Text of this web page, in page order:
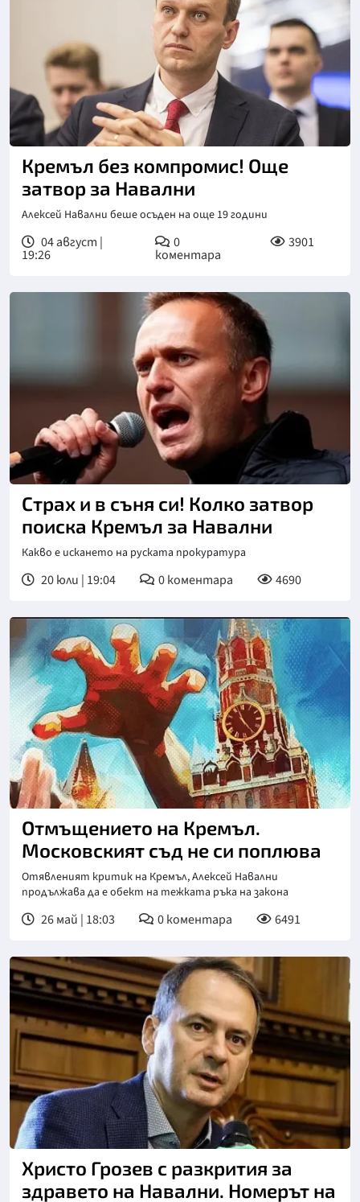
Кремъл без компромис! Още
затвор за Навални
Алексей Навални беше осъден на още 19 години
04 август |
19:26
0
коментара
3901
Страх и в съня си! Колко затвор
поиска Кремъл за Навални
Какво е искането на руската прокуратура
20 юли | 19:04 0коментара 4690
Отмъщението на Кремъл.
Московският съд не си поплюва
Отявленият критик на Кремъл, Алексей Навални
продължава да е обект на тежката ръка на закона
26 май | 18:03 0коментара 6491
Христо Грозев с разкрития за
здравето на Навални. Номерът на